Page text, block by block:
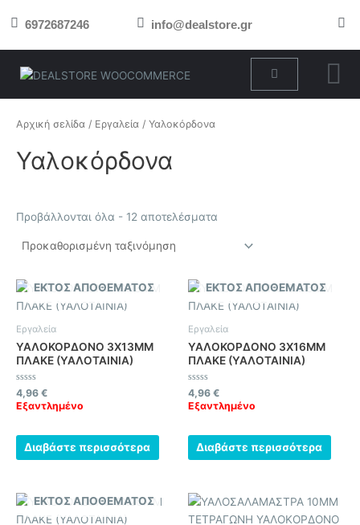
στο 6972687246 info@dealstore.gr
Cart
Αρχική σελίδα / Εργαλεία / Υαλοκόρδονα
Υαλοκόρδονα
Προβάλλονται όλα - 12 αποτελέσματα
ΕΚΤΌΣ ΑΠΟΘΈΜΑΤΟΣ
Εργαλεία
ΥΑΛΟΚΟΡΔΟΝΟ 3Χ13ΜΜ
ΠΛΑΚΕ (ΥΑΛΟΤΑΙΝΙΑ)
Βαθμολογήθηκε
με
0
4,96 €
Εξαντλημένο
Διαβάστε περισσότερα
ΕΚΤΌΣ ΑΠΟΘΈΜΑΤΟΣ
Εργαλεία
ΥΑΛΟΚΟΡΔΟΝΟ 3Χ16ΜΜ
ΠΛΑΚΕ (ΥΑΛΟΤΑΙΝΙΑ)
Βαθμολογήθηκε
με
0
4,96 €
Εξαντλημένο
Διαβάστε περισσότερα
ΕΚΤΌΣ ΑΠΟΘΈΜΑΤΟΣ